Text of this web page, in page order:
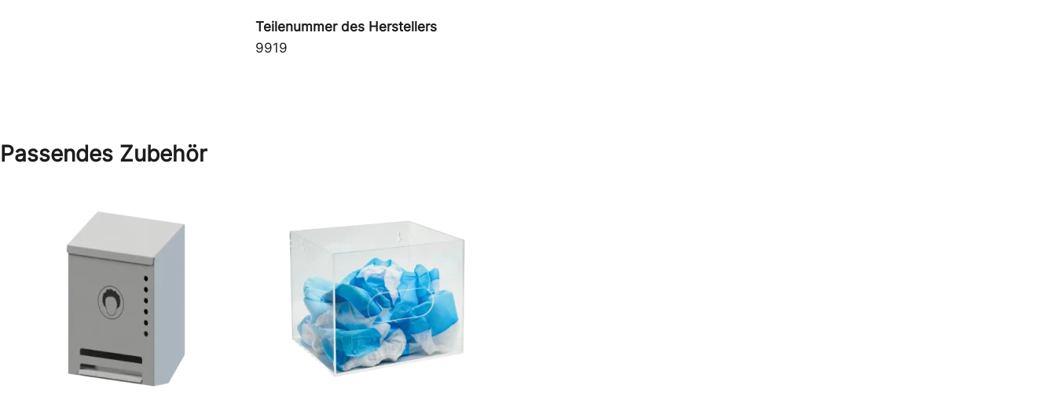
Teilenummer des Herstellers
9919
Passendes Zubehör